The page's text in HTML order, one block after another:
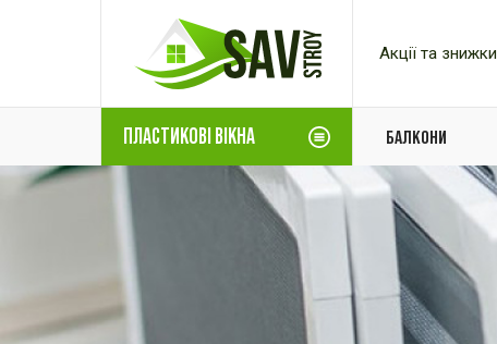
Акції та знижки
ПЛАСТИКОВІ ВІКНА БАЛКОНИ